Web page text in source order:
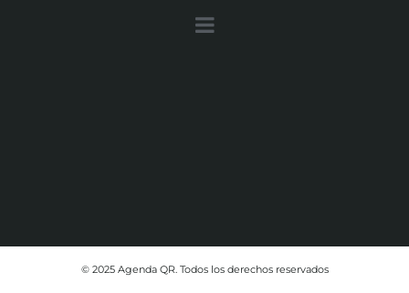
© 2025 Agenda QR. Todos los derechos reservados